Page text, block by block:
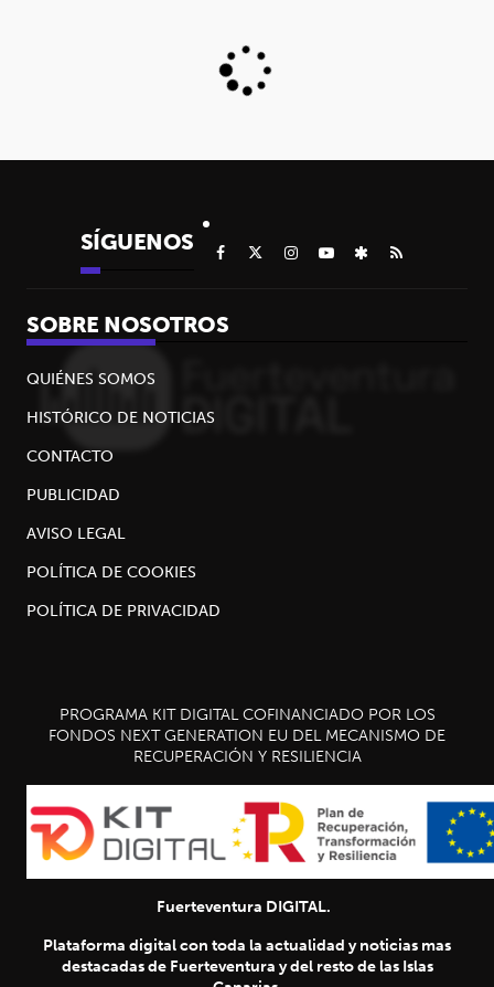
SÍGUENOS
SOBRE NOSOTROS
QUIÉNES SOMOS
HISTÓRICO DE NOTICIAS
CONTACTO
PUBLICIDAD
AVISO LEGAL
POLÍTICA DE COOKIES
POLÍTICA DE PRIVACIDAD
PROGRAMA KIT DIGITAL COFINANCIADO POR LOS
FONDOS NEXT GENERATION EU DEL MECANISMO DE
RECUPERACIÓN Y RESILIENCIA
Fuerteventura DIGITAL.
Plataforma digital con toda la actualidad y noticias mas
destacadas de Fuerteventura y del resto de las Islas